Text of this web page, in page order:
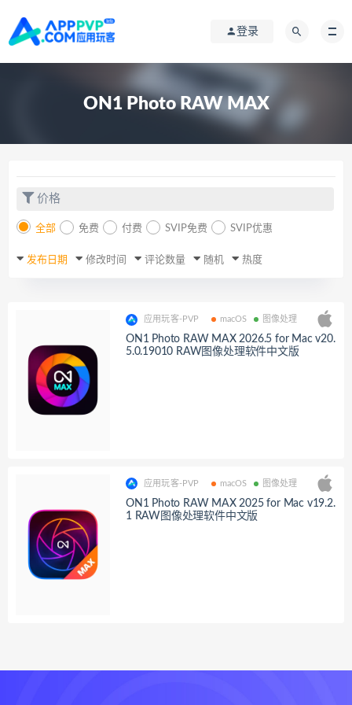
登录
ON1 Photo RAW MAX
价格
全部 免费 付费 SVIP免费 SVIP优惠
发布日期 修改时间 评论数量 随机 热度
应用玩客-PVP macOS 图像处理
ON1 Photo RAW MAX 2026.5 for Mac v20.
5.0.19010 RAW图像处理软件中文版
应用玩客-PVP macOS 图像处理
ON1 Photo RAW MAX 2025 for Mac v19.2.
1 RAW图像处理软件中文版